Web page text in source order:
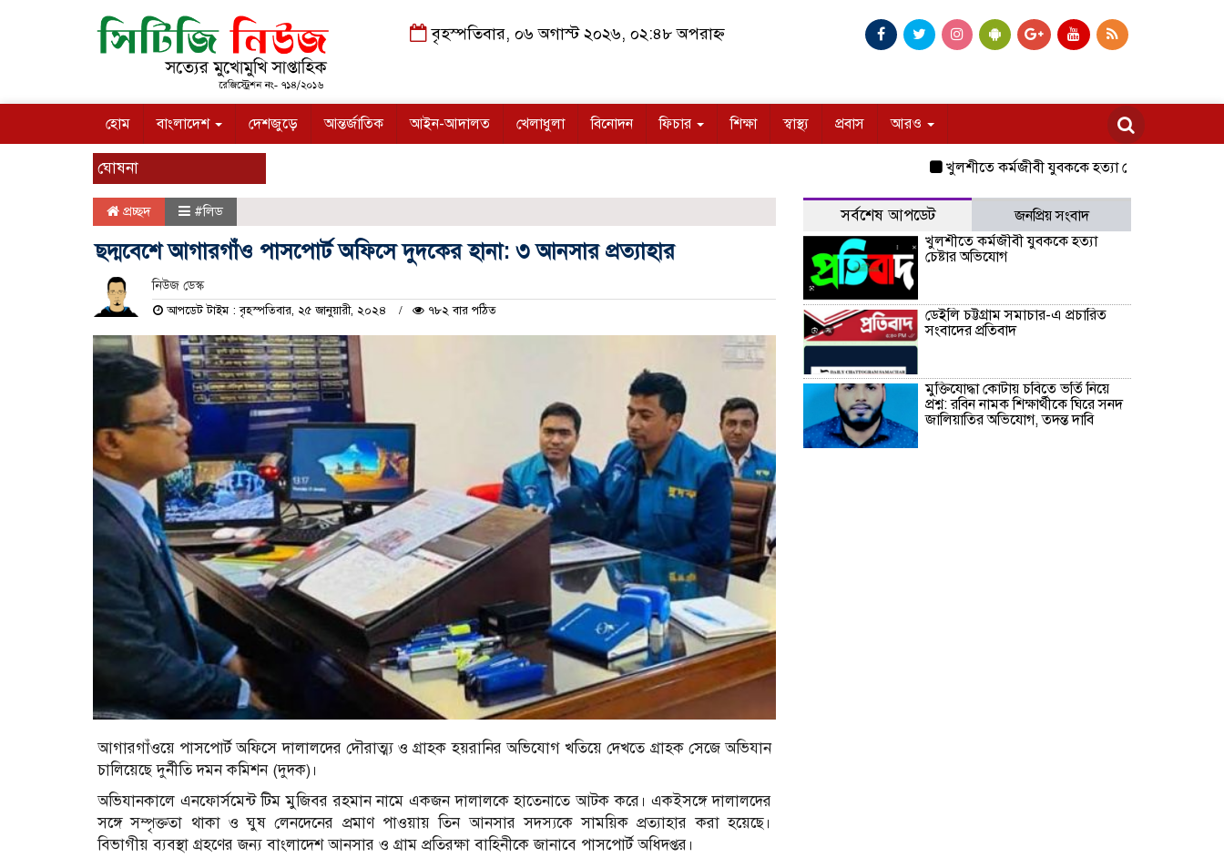
বৃহস্পতিবার, ০৬ অগাস্ট ২০২৬, ০২:৪৮ অপরাহ্ন
হোম বাংলাদেশ দেশজুড়ে আন্তর্জাতিক আইন-আদালত খেলাধুলা বিনোদন ফিচার শিক্ষা স্বাস্থ্য প্রবাস আরও
ঘোষনা খুলশীতে কর্মজীবী যুবককে হত্যা চেষ্টার অভিযোগ
প্রচ্ছদ #লিড
ছদ্মবেশে আগারগাঁও পাসপোর্ট অফিসে দুদকের হানা: ৩ আনসার প্রত্যাহার
নিউজ ডেস্ক
আপডেট টাইম : বৃহস্পতিবার, ২৫ জানুয়ারী, ২০২৪ ৭৮২ বার পঠিত
আগারগাঁওয়ে পাসপোর্ট অফিসে দালালদের দৌরাত্ম্য ও গ্রাহক হয়রানির অভিযোগ খতিয়ে দেখতে গ্রাহক সেজে অভিযান
চালিয়েছে দুর্নীতি দমন কমিশন (দুদক)।
অভিযানকালে এনফোর্সমেন্ট টিম মুজিবর রহমান নামে একজন দালালকে হাতেনাতে আটক করে। একইসঙ্গে দালালদের
সঙ্গে সম্পৃক্ততা থাকা ও ঘুষ লেনদেনের প্রমাণ পাওয়ায় তিন আনসার সদস্যকে সাময়িক প্রত্যাহার করা হয়েছে।
বিভাগীয় ব্যবস্থা গ্রহণের জন্য বাংলাদেশ আনসার ও গ্রাম প্রতিরক্ষা বাহিনীকে জানাবে পাসপোর্ট অধিদপ্তর।
সর্বশেষ আপডেট
জনপ্রিয় সংবাদ
খুলশীতে কর্মজীবী যুবককে হত্যা
চেষ্টার অভিযোগ
ডেইলি চট্টগ্রাম সমাচার-এ প্রচারিত
সংবাদের প্রতিবাদ
মুক্তিযোদ্ধা কোটায় চবিতে ভর্তি নিয়ে
প্রশ্ন: রবিন নামক শিক্ষার্থীকে ঘিরে সনদ
জালিয়াতির অভিযোগ, তদন্ত দাবি